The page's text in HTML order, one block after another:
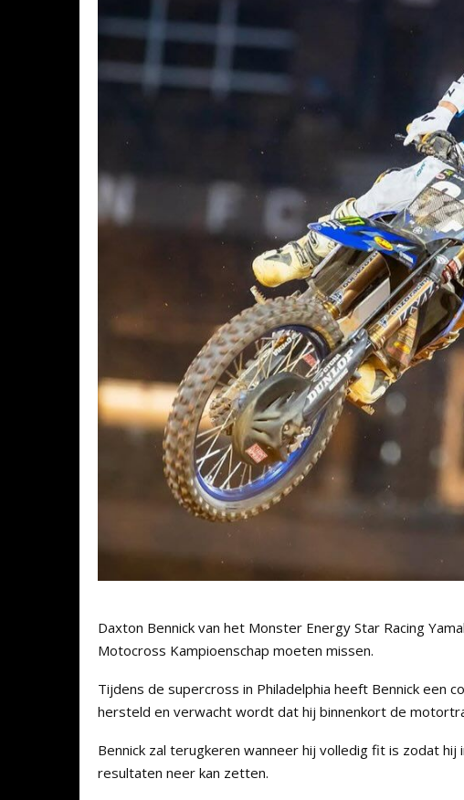
Daxton Bennick van het Monster Energy Star Racing
Motocross Kampioenschap moeten missen.
Tijdens de supercross in Philadelphia heeft Bennick een
hersteld en verwacht wordt dat hij binnenkort de
Bennick zal terugkeren wanneer hij volledig fit is zodat
resultaten neer kan zetten.